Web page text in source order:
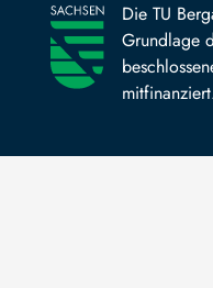
Die TU
Grundlage